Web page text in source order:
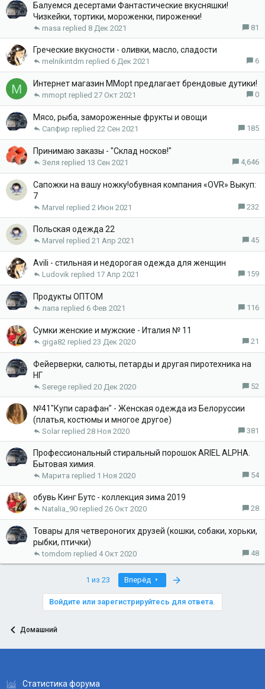
Балуемся десертами Фантастические вкусняшки!
Чизкейки, тортики, мороженки, пироженки!
81
8 Дек 2021
masa
Греческие вкусности - оливки, масло, сладости
6
6 Дек 2021
melnikintdm
M Интернет магазин MMopt предлагает брендовые дутики!
0
27 Окт 2021
mmopt
Мясо, рыба, замороженные фрукты и овощи
185
22 Сен 2021
Сапфир
Принимаю заказы - "Склад носков!"
4,646
13 Сен 2021
Зеля
Сапожки на вашу ножку!обувная компания «OVR» Выкуп:
7
232
2 Июн 2021
Marvel
Польская одежда 22
45
21 Апр 2021
Marvel
Avili - стильная и недорогая одежда для женщин
159
17 Апр 2021
Ludovik
Продукты ОПТОМ
116
6 Фев 2021
лапа
Сумки женские и мужские - Италия № 11
21
23 Дек 2020
giga82
Фейерверки, салюты, петарды и другая пиротехника на
НГ
52
20 Дек 2020
Serege
№41"Купи сарафан" - Женская одежда из Белоруссии
(платья, костюмы и многое другое)
381
28 Ноя 2020
Solar
Профессиональный стиральный порошок ARIEL ALPHA.
Бытовая химия.
54
1 Ноя 2020
Марита
обувь Кинг Бутс - коллекция зима 2019
28
26 Окт 2020
Natalia_90
Товары для четвероногих друзей (кошки, собаки, хорьки,
рыбки, птички)
48
4 Окт 2020
tomdom
1 из 23 Вперёд
Войдите или зарегистрируйтесь для ответа.
Домашний
Статистика форума